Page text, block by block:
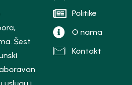
Šest
Politike
O nama
Kontakt